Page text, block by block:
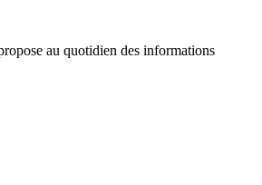
au quotidien des informations